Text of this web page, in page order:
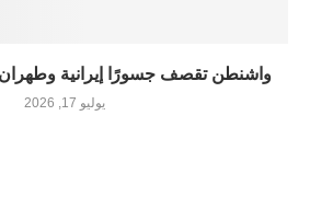
واشنطن تقصف جسورًا إيرانية وطهران
يوليو 17, 2026